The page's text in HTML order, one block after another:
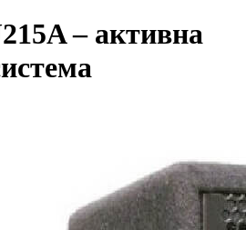
– активна